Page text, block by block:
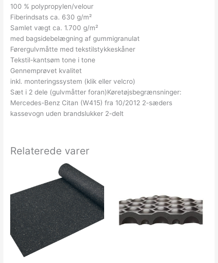
100 % polypropylen/velour
Fiberindsats ca. 630 g/m²
Samlet vægt ca. 1.700 g/m²
med bagsidebelægning af gummigranulat
Førergulvmåtte med tekstilstykkeskåner
Tekstil-kantsøm tone i tone
Gennemprøvet kvalitet
inkl. monteringssystem (klik eller velcro)
Sæt i 2 dele (gulvmåtter foran)Køretøjsbegrænsninger:
Mercedes-Benz Citan (W415) fra 10/2012 2-sæders
kassevogn uden brandslukker 2-delt
Relaterede varer